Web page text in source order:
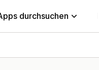
durchsuchen